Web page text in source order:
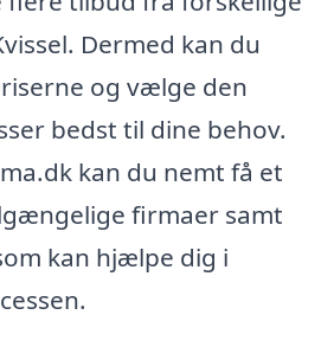
Dermed kan du
og vælge den
bedst til dine behov.
kan du nemt få et
firmaer samt
kan hjælpe dig i